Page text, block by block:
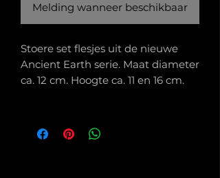
Melding wanneer beschikbaar
Stoere set flesjes uit de nieuwe
Ancient Earth serie. Maat diameter
ca. 12 cm. Hoogte ca. 11 en 16 cm.